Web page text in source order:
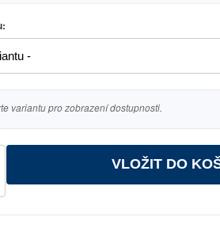
variantu pro zobrazení dostupnosti.
VLOŽIT DO